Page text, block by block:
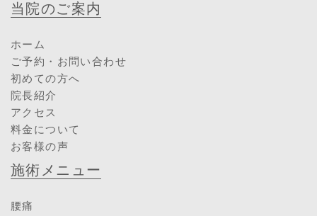
当院のご案内
ホーム
ご予約・お問い合わせ
初めての方へ
院長紹介
アクセス
料金について
お客様の声
施術メニュー
腰痛